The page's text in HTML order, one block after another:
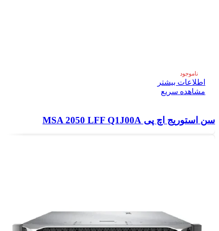
ناموجود
اطلاعات بیشتر
مشاهده سریع
سن استوریج اچ پی MSA 2050 LFF Q1J00A